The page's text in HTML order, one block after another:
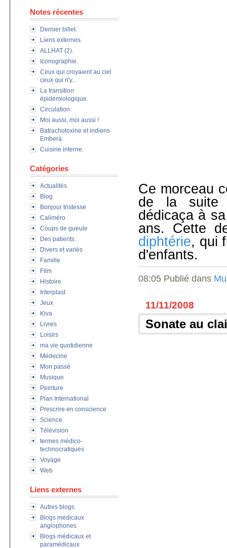
Notes récentes
Dernier billet.
Liens externes.
ALLHAT (2).
Iconographie.
Ceux qui croyaient au ciel
ceux qui n'y...
La transition
épidémiologique.
Circulation.
Moi aussi, moi aussi !
Batrachotoxine et indiens
Emberà.
Cuisine interne.
Catégories
Actualités
Blog
Bonjour tristesse
Caliméro
Coups de gueule
Des patients...
Divers et variés
Famille
Film
Histoire
Interplast
Jeux
Kiva
Livres
Loisirs
ma vie quotidienne
Médecine
Mon passé
Musique
Peinture
Plan International
Prescrire en conscience
Science
Télévision
termes médico-
technocratiques
Voyage
Web
Liens externes
Autres blogs
Blogs médicaux
anglophones
Blogs médicaux et
paramédicaux
Ce morceau
de la
dédicaça à
ans. Cette
diphtérie, qui
d'enfants.
08:05 Publié dans
11/11/2008
Sonate au